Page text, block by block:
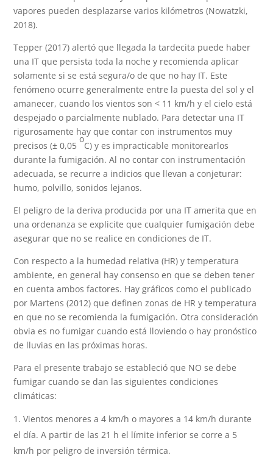
vapores pueden desplazarse varios kilómetros (Nowatzki,
2018).
Tepper (2017) alertó que llegada la tardecita puede haber
una IT que persista toda la noche y recomienda aplicar
solamente si se está segura/o de que no hay IT. Este
fenómeno ocurre generalmente entre la puesta del sol y el
amanecer, cuando los vientos son < 11 km/h y el cielo está
despejado o parcialmente nublado. Para detectar una IT
rigurosamente hay que contar con instrumentos muy
precisos (± 0,05
o
C) y es impracticable monitorearlos
durante la fumigación. Al no contar con instrumentación
adecuada, se recurre a indicios que llevan a conjeturar:
humo, polvillo, sonidos lejanos.
El peligro de la deriva producida por una IT amerita que en
una ordenanza se explicite que cualquier fumigación debe
asegurar que no se realice en condiciones de IT.
Con respecto a la humedad relativa (HR) y temperatura
ambiente, en general hay consenso en que se deben tener
en cuenta ambos factores. Hay gráficos como el publicado
por Martens (2012) que definen zonas de HR y temperatura
en que no se recomienda la fumigación. Otra consideración
obvia es no fumigar cuando está lloviendo o hay pronóstico
de lluvias en las próximas horas.
Para el presente trabajo se estableció que NO se debe
fumigar cuando se dan las siguientes condiciones
climáticas:
Vientos menores a 4 km/h o mayores a 14 km/h durante
el día. A partir de las 21 h el límite inferior se corre a 5
km/h por peligro de inversión térmica.